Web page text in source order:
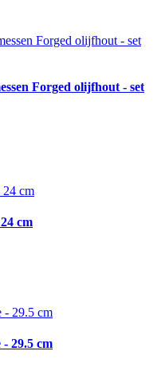
Forged olijfhout - set
cm
29.5 cm